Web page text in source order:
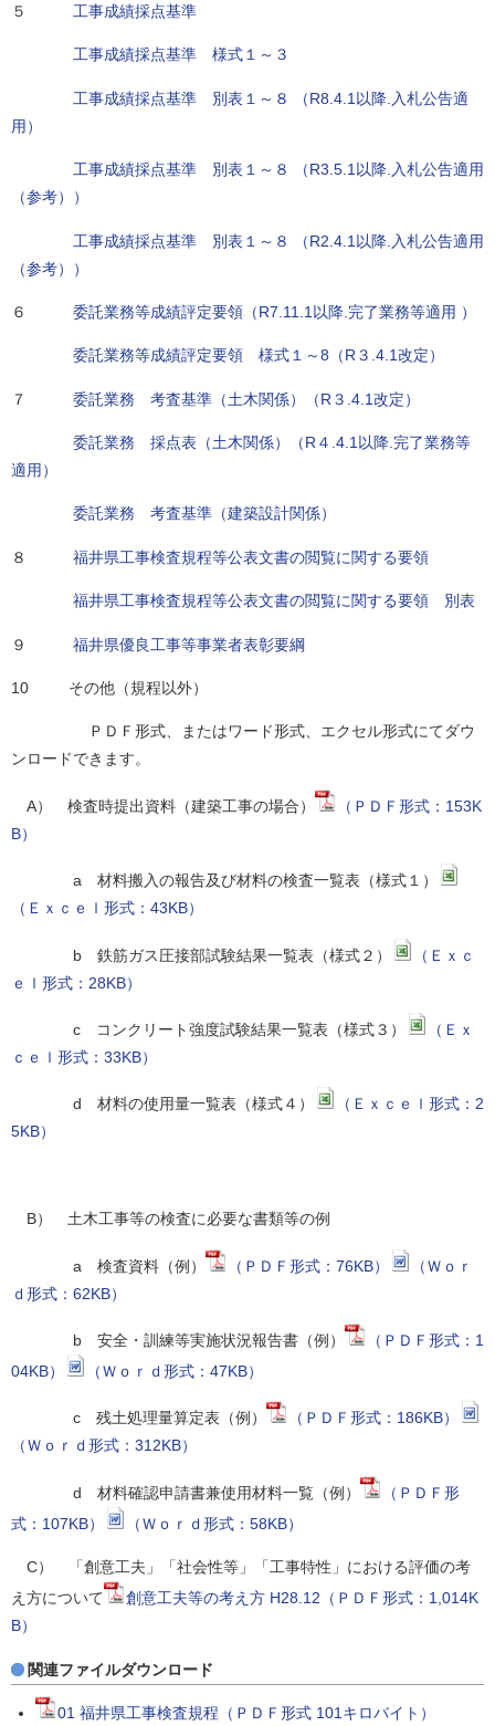
５ 工事成績採点基準
工事成績採点基準 様式１～３
工事成績採点基準 別表１～８ （R8.4.1以降.入札公告適
用）
工事成績採点基準 別表１～８ （R3.5.1以降.入札公告適用
（参考））
工事成績採点基準 別表１～８ （R2.4.1以降.入札公告適用
（参考））
６ 委託業務等成績評定要領（R7.11.1以降.完了業務等適用 ）
委託業務等成績評定要領 様式１～8（R３.4.1改定）
７ 委託業務 考査基準（土木関係）（R３.4.1改定）
委託業務 採点表（土木関係）（R４.4.1以降.完了業務等
適用）
委託業務 考査基準（建築設計関係）
８ 福井県工事検査規程等公表文書の閲覧に関する要領
福井県工事検査規程等公表文書の閲覧に関する要領 別表
９ 福井県優良工事等事業者表彰要綱
10 その他（規程以外）
ＰＤＦ形式、またはワード形式、エクセル形式にてダウ
ンロードできます。
A） 検査時提出資料（建築工事の場合）
（ＰＤＦ形式：153K
B）
a 材料搬入の報告及び材料の検査一覧表（様式１）
（Ｅｘｃｅｌ形式：43KB）
b 鉄筋ガス圧接部試験結果一覧表（様式２）
（Ｅｘｃ
ｅｌ形式：28KB）
c コンクリート強度試験結果一覧表（様式３）
（Ｅｘ
ｃｅｌ形式：33KB）
d 材料の使用量一覧表（様式４）
（Ｅｘｃｅｌ形式：2
5KB）
B） 土木工事等の検査に必要な書類等の例
a 検査資料（例） （ＰＤＦ形式：76KB）
（Ｗｏｒ
ｄ形式：62KB）
b 安全・訓練等実施状況報告書（例）
（ＰＤＦ形式：1
04KB）
（Ｗｏｒｄ形式：47KB）
c 残土処理量算定表（例）
（ＰＤＦ形式：186KB）
（Ｗｏｒｄ形式：312KB）
d 材料確認申請書兼使用材料一覧（例）
（ＰＤＦ形
式：107KB）
（Ｗｏｒｄ形式：58KB）
C） 「創意工夫」「社会性等」「工事特性」における評価の考
え方について
創意工夫等の考え方 H28.12（ＰＤＦ形式：1,014K
B）
関連ファイルダウンロード
01 福井県工事検査規程（ＰＤＦ形式 101キロバイト）